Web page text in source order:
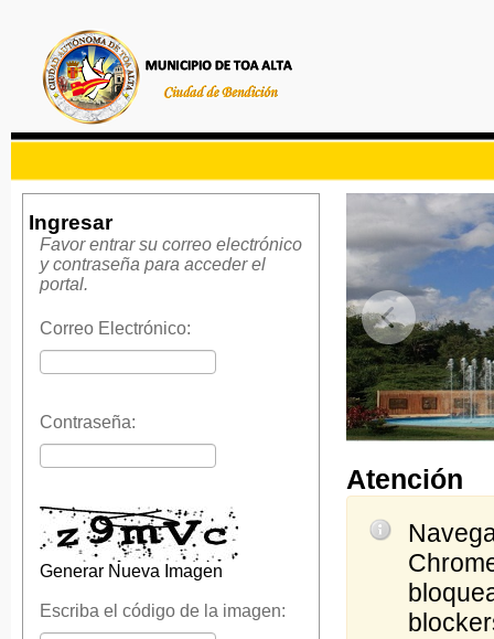
Ingresar
Favor entrar su correo electrónico
y contraseña para acceder el
portal.
Correo Electrónico:
Contraseña:
Generar Nueva Imagen
Escriba el código de la imagen:
Atención